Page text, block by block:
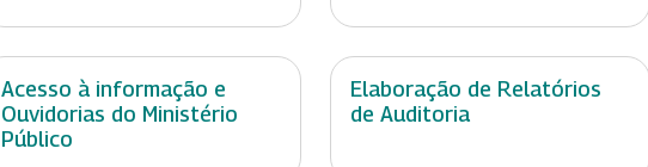
Acesso à informação e
Ouvidorias do Ministério
Público
Elaboração de Relatórios
de Auditoria